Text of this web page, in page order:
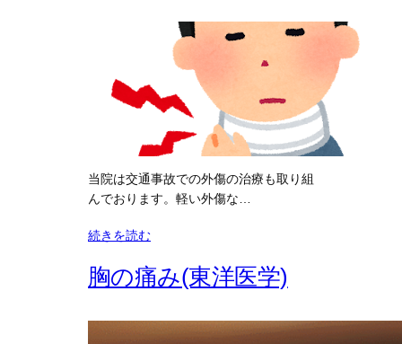
当院は交通事故での外傷の治療も取り組
んでおります。軽い外傷な…
続きを読む
胸の痛み(東洋医学)